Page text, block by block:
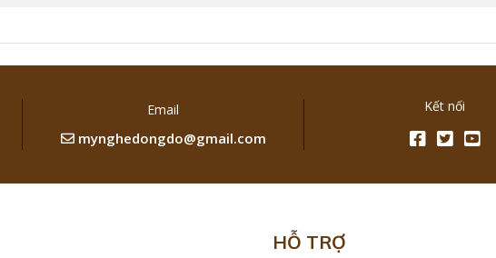
Email
mynghedongdo@gmail.com
Kết nối
HỖ TRỢ